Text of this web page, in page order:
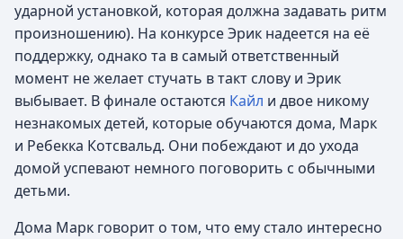
ударной установкой, которая должна задавать ритм
произношению). На конкурсе Эрик надеется на её
поддержку, однако та в самый ответственный
момент не желает стучать в такт слову и Эрик
выбывает. В финале остаются Кайл и двое никому
незнакомых детей, которые обучаются дома, Марк
и Ребекка Котсвальд. Они побеждают и до ухода
домой успевают немного поговорить с обычными
детьми.
Дома Марк говорит о том, что ему стало интересно